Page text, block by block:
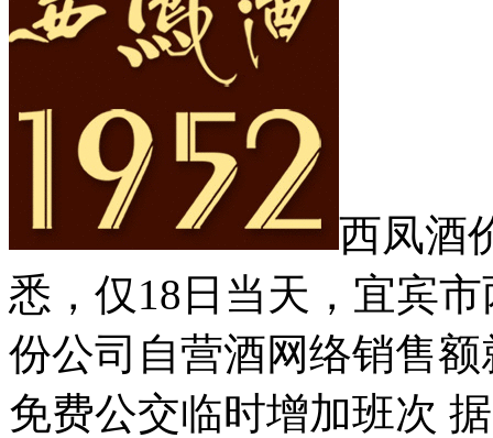
西凤酒
悉，仅18日当天，宜宾
份公司自营酒网络销售
免费公交临时增加班次